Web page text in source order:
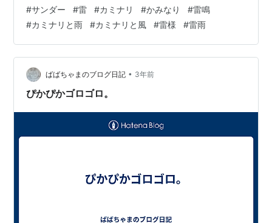
#サンダー #雷 #カミナリ #かみなり #雷鳴
#カミナリと雨 #カミナリと風 #雷様 #雷雨
ばばちゃまのブログ日記 • 3年前
ぴかぴかゴロゴロ。